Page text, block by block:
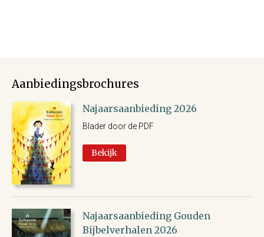
Aanbiedingsbrochures
Najaarsaanbieding 2026
Blader door de PDF
Bekijk
Najaarsaanbieding Gouden
Bijbelverhalen 2026